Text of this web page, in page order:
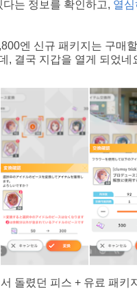
다는 정보를 확인하고, 열
엔 신규 패키지는 구매
, 결국 지갑을 열게 되었네
돌렸던 피스 + 유료 패키